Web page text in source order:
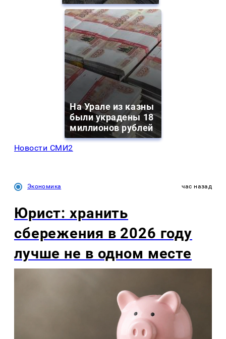
На Урале из казны
были украдены 18
миллионов рублей
Новости СМИ2
Экономика час назад
Юрист: хранить
сбережения в 2026 году
лучше не в одном месте